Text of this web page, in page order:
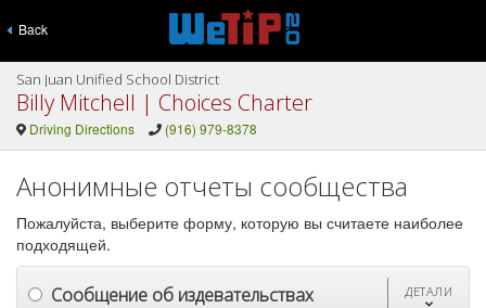
Back
San Juan Unified School District
Billy Mitchell | Choices Charter
Driving Directions (916) 979-8378
Анонимные отчеты сообщества
Пожалуйста, выберите форму, которую вы считаете наиболее
подходящей.
Сообщение об издевательствах ДЕТАЛИ